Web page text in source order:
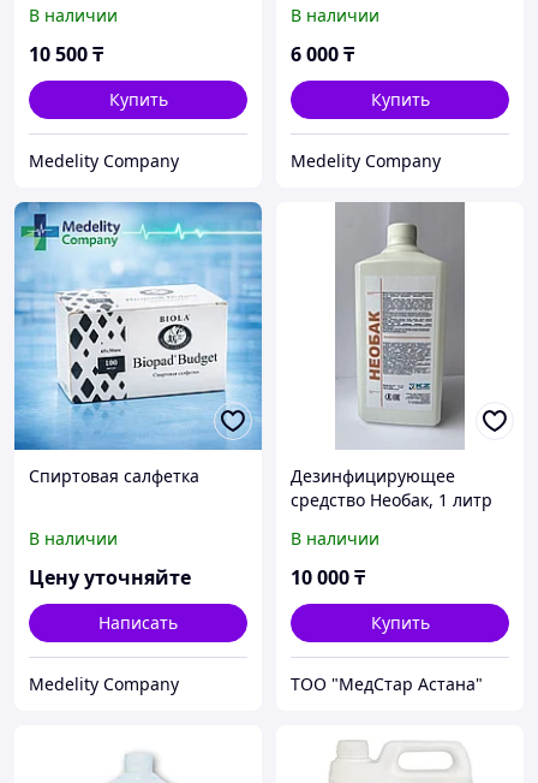
В наличии
10 500₸
Купить
Medelity Company
В наличии
6 000₸
Купить
Medelity Company
Спиртовая салфетка
В наличии
Цену уточняйте
Написать
Medelity Company
Дезинфицирующее
средство Необак, 1 литр
В наличии
10 000₸
Купить
ТОО "МедСтар Астана"